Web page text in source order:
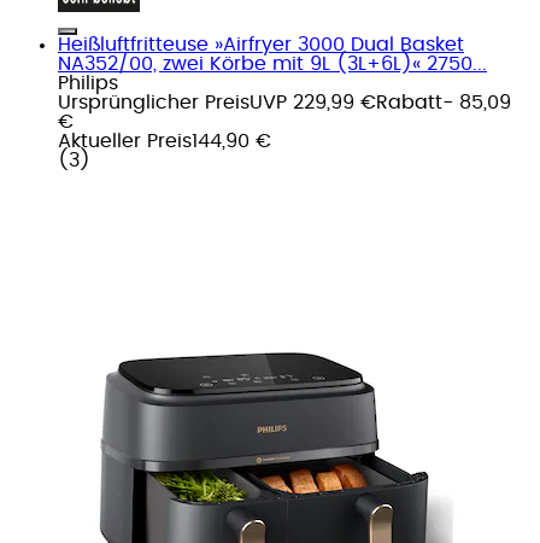
Heißluftfritteuse »Airfryer 3000 Dual Basket
NA352/00, zwei Körbe mit 9L (3L+6L)« 2750...
Philips
Ursprünglicher PreisUVP 229,99 €Rabatt- 85,09
€
Aktueller Preis144,90 €
( 3 )